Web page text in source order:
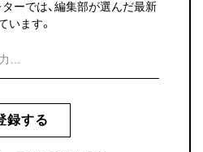
ーでは、編集部が選んだ最新
います。
録する